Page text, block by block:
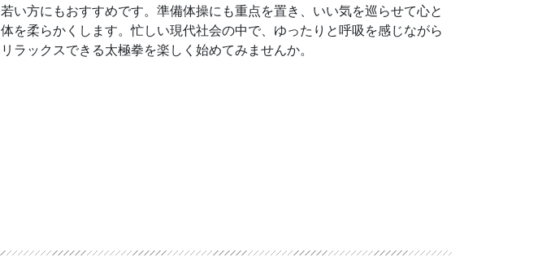
若い方にもおすすめです。準備体操にも重点を置き、いい気を巡らせて心と
体を柔らかくします。忙しい現代社会の中で、ゆったりと呼吸を感じながら
リラックスできる太極拳を楽しく始めてみませんか。